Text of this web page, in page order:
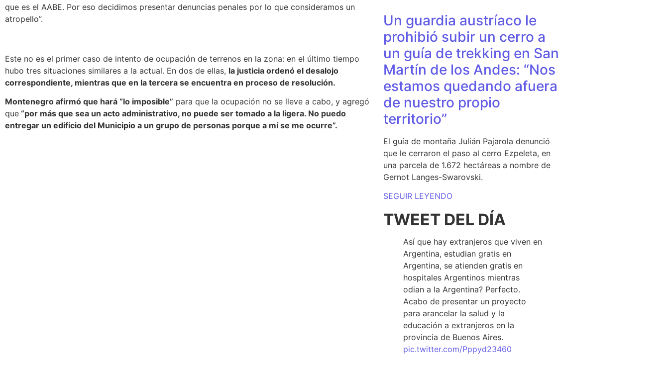
que es el AABE. Por eso decidimos presentar denuncias penales por lo que consideramos un
atropello”.
Este no es el primer caso de intento de ocupación de terrenos en la zona: en el último tiempo
hubo tres situaciones similares a la actual. En dos de ellas, la justicia ordenó el desalojo
correspondiente, mientras que en la tercera se encuentra en proceso de resolución.
Montenegro afirmó que hará “lo imposible” para que la ocupación no se lleve a cabo, y agregó
que “por más que sea un acto administrativo, no puede ser tomado a la ligera. No puedo
entregar un edificio del Municipio a un grupo de personas porque a mí se me ocurre”.
Un guardia austríaco le
prohibió subir un cerro a
un guía de trekking en San
Martín de los Andes: “Nos
estamos quedando afuera
de nuestro propio
territorio”
El guía de montaña Julián Pajarola denunció
que le cerraron el paso al cerro Ezpeleta, en
una parcela de 1.672 hectáreas a nombre de
Gernot Langes-Swarovski.
SEGUIR LEYENDO
TWEET DEL DÍA
Así que hay extranjeros que viven en
Argentina, estudian gratis en
Argentina, se atienden gratis en
hospitales Argentinos mientras
odian a la Argentina? Perfecto.
Acabo de presentar un proyecto
para arancelar la salud y la
educación a extranjeros en la
provincia de Buenos Aires.
pic.twitter.com/Pppyd23460